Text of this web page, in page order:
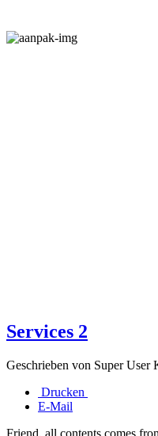
Services 2
Geschrieben von Super User
Drucken
E-Mail
Friend, all contents comes